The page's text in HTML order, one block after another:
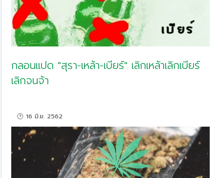
กลอนแปด "สุรา-เหล้า-เบียร์" เลิกเหล้าเลิกเบียร์
เลิกจนจ้า
🕑 16 มิ.ย. 2562